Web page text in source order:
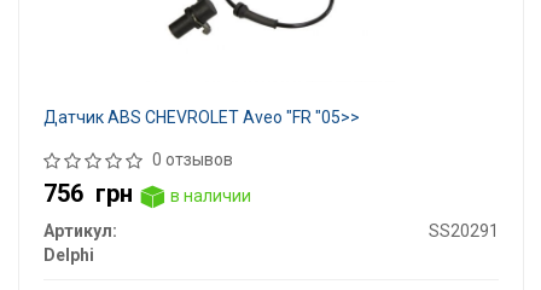
Датчик ABS CHEVROLET Aveo "FR "05>>
0 отзывов
756 грн
в наличии
Артикул:
SS20291
Delphi